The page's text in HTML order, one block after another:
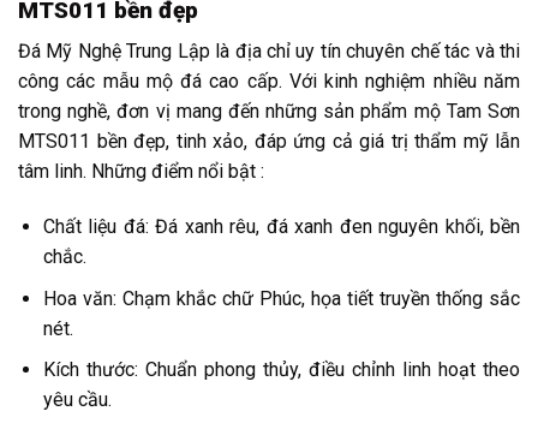
MTS011 bền đẹp
Đá Mỹ Nghệ Trung Lập là địa chỉ uy tín chuyên chế tác và thi
công các mẫu mộ đá cao cấp. Với kinh nghiệm nhiều năm
trong nghề, đơn vị mang đến những sản phẩm mộ Tam Sơn
MTS011 bền đẹp, tinh xảo, đáp ứng cả giá trị thẩm mỹ lẫn
tâm linh. Những điểm nổi bật :
Chất liệu đá: Đá xanh rêu, đá xanh đen nguyên khối, bền
chắc.
Hoa văn: Chạm khắc chữ Phúc, họa tiết truyền thống sắc
nét.
Kích thước: Chuẩn phong thủy, điều chỉnh linh hoạt theo
yêu cầu.